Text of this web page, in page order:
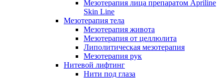
Мезотерапия лица препаратом Apriline
Skin Line
Мезотерапия тела
Мезотерапия живота
Мезотерапия от целлюлита
Липолитическая мезотерапия
Мезотерапия рук
Нитевой лифтинг
Нити под глаза